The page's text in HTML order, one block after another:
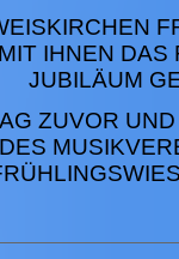
IHNEN
JUBILÄUM
ZUVOR